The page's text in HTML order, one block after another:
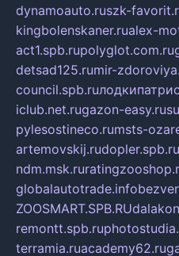
dynamoauto.ruszk-
kingbolenskaner.rualex-
act1.spb.rupolyglot.com.ru
detsad125.rumir-
council.spb.ru
iclub.net.rugazon-easy.ru
pylesostineco.rumsts-
artemovskij.rudopler.spb.ru
ndm.msk.ru
globalautotrade.info
ZOOSMART.SPB.RU
remontt.spb.ru
terramia.ruacademy62.ru